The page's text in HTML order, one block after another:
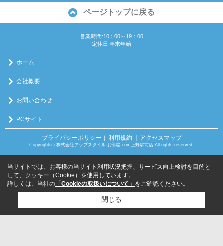
ページトップに戻る
営業時間:10：00～19：00
定休日:年末年始
ホーム
会社概要
お問い合わせ
PCサイト
プライバシーポリシー ｜ 利用規約 ｜アクセスマップ
Copyright(c) 株式会社アップスタイル お部屋.com上野駅前店 All rights reserved.
当サイトでは、お客様の当サイト利用状況把握、サービス向上検討を目的と
して、クッキー（Cookie）を使用しています。
詳しくは、当社の 「Cookieの取扱いについて」 をご確認ください。
閉じる